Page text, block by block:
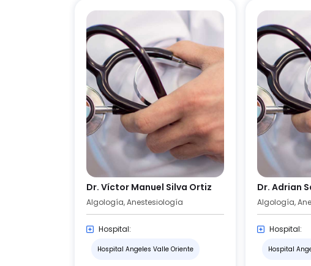
Dr. Víctor Manuel Silva Ortiz
Algología, Anestesiología
Hospital:
Hospital Angeles Valle Oriente
Dr. Adrian
Algología,
Hospital:
Hospital